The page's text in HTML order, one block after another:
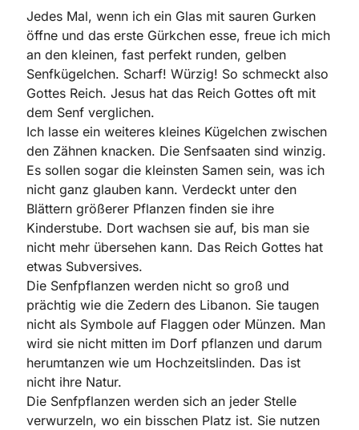
Jedes Mal, wenn ich ein Glas mit sauren Gurken
öffne und das erste Gürkchen esse, freue ich mich
an den kleinen, fast perfekt runden, gelben
Senfkügelchen. Scharf! Würzig! So schmeckt also
Gottes Reich. Jesus hat das Reich Gottes oft mit
dem Senf verglichen.
Ich lasse ein weiteres kleines Kügelchen zwischen
den Zähnen knacken. Die Senfsaaten sind winzig.
Es sollen sogar die kleinsten Samen sein, was ich
nicht ganz glauben kann. Verdeckt unter den
Blättern größerer Pflanzen finden sie ihre
Kinderstube. Dort wachsen sie auf, bis man sie
nicht mehr übersehen kann. Das Reich Gottes hat
etwas Subversives.
Die Senfpflanzen werden nicht so groß und
prächtig wie die Zedern des Libanon. Sie taugen
nicht als Symbole auf Flaggen oder Münzen. Man
wird sie nicht mitten im Dorf pflanzen und darum
herumtanzen wie um Hochzeitslinden. Das ist
nicht ihre Natur.
Die Senfpflanzen werden sich an jeder Stelle
verwurzeln, wo ein bisschen Platz ist. Sie nutzen